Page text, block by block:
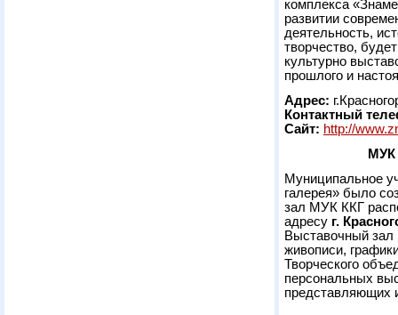
комплекса
развитии
деятельность,
творчество,
культурно
прошлого и
Адрес:
Контактный
Сайт: http://
МУК
Муниципальное
галерея» было
зал МУК ККГ
адресу г.
Выставочный
живописи,
Творческого
персональных
представляющих